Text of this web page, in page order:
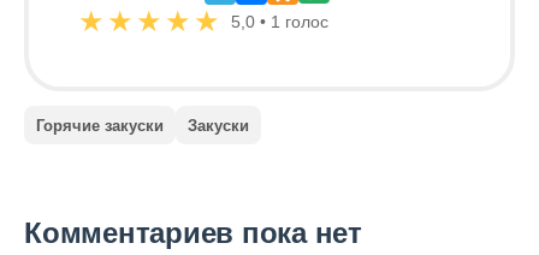
★ ★ ★ ★ ★ 5,0 • 1 голос
Горячие закуски Закуски
Комментариев пока нет